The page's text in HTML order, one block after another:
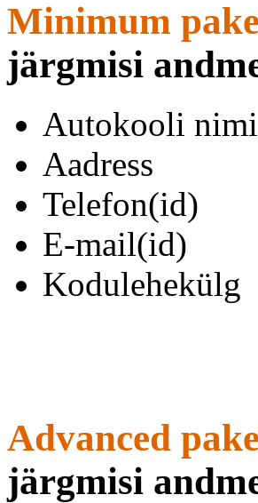
Minimum
järgmisi
Autokooli nimi
Aadress
Telefon(id)
E-mail(id)
Kodulehekülg
Advanced
järgmisi